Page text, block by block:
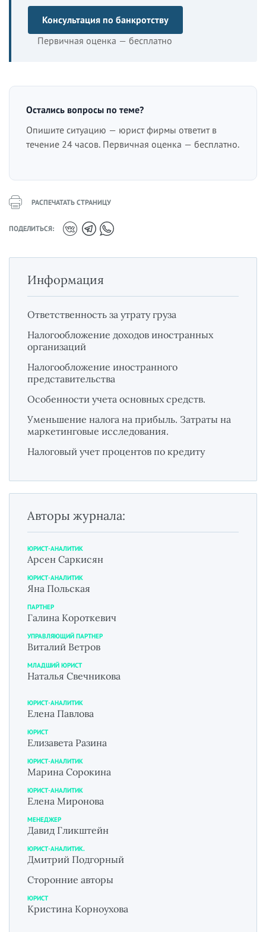
Консультация по банкротству
Первичная оценка — бесплатно
Остались вопросы по теме?
Опишите ситуацию — юрист фирмы ответит в
течение 24 часов. Первичная оценка — бесплатно.
РАСПЕЧАТАТЬ СТРАНИЦУ
ПОДЕЛИТЬСЯ:
Информация
Ответственность за утрату груза
Налогообложение доходов иностранных
организаций
Налогообложение иностранного
представительства
Особенности учета основных средств.
Уменьшение налога на прибыль. Затраты на
маркетинговые исследования.
Налоговый учет процентов по кредиту
Авторы журнала:
ЮРИСТ-АНАЛИТИК
Арсен Саркисян
ЮРИСТ-АНАЛИТИК
Яна Польская
ПАРТНЕР
Галина Короткевич
УПРАВЛЯЮЩИЙ ПАРТНЕР
Виталий Ветров
МЛАДШИЙ ЮРИСТ
Наталья Свечникова
ЮРИСТ-АНАЛИТИК
Елена Павлова
ЮРИСТ
Елизавета Разина
ЮРИСТ-АНАЛИТИК
Марина Сорокина
ЮРИСТ-АНАЛИТИК
Елена Миронова
МЕНЕДЖЕР
Давид Гликштейн
ЮРИСТ-АНАЛИТИК.
Дмитрий Подгорный
Сторонние авторы
ЮРИСТ
Кристина Корноухова